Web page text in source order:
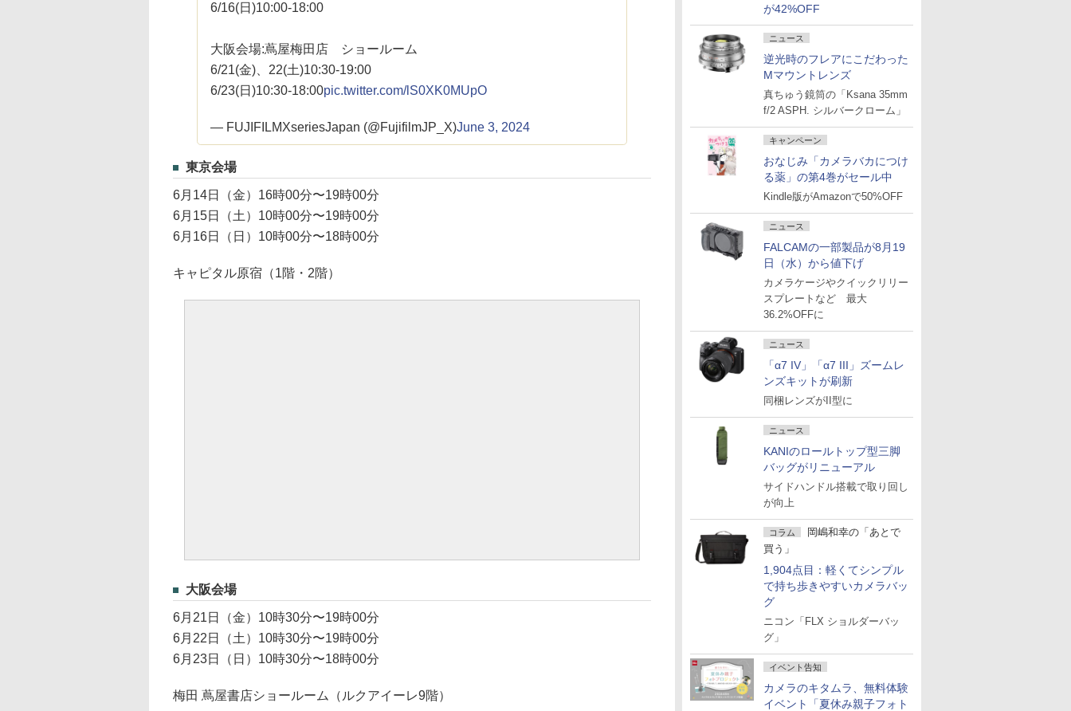
が42%OFF
ニュース
逆光時のフレアにこだわった
Mマウントレンズ
真ちゅう鏡筒の「Ksana 35mm
f/2 ASPH. シルバークローム」
キャンペーン
おなじみ「カメラバカにつけ
る薬」の第4巻がセール中
Kindle版がAmazonで50%OFF
ニュース
FALCAMの一部製品が8月19
日（水）から値下げ
カメラケージやクイックリリー
スプレートなど 最大
36.2%OFFに
ニュース
「α7 IV」「α7 III」ズームレ
ンズキットが刷新
同梱レンズがII型に
ニュース
KANIのロールトップ型三脚
バッグがリニューアル
サイドハンドル搭載で取り回し
が向上
コラム
岡嶋和幸の「あとで
買う」
1,904点目：軽くてシンプル
で持ち歩きやすいカメラバッ
グ
ニコン「FLX ショルダーバッ
グ」
イベント告知
カメラのキタムラ、無料体験
イベント「夏休み親子フォト
6/16(日)10:00-18:00
大阪会場:蔦屋梅田店 ショールーム
6/21(金)、22(土)10:30-19:00
6/23(日)10:30-18:00pic.twitter.com/lS0XK0MUpO
— FUJIFILMXseriesJapan (@FujifilmJP_X)June 3, 2024
東京会場
6月14日（金）16時00分〜19時00分
6月15日（土）10時00分〜19時00分
6月16日（日）10時00分〜18時00分
キャピタル原宿（1階・2階）
大阪会場
6月21日（金）10時30分〜19時00分
6月22日（土）10時30分〜19時00分
6月23日（日）10時30分〜18時00分
梅田 蔦屋書店ショールーム（ルクアイーレ9階）